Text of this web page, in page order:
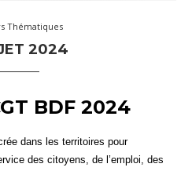
Thématiques
2024
BDF 2024
dans les territoires pour
des citoyens, de l’emploi, des